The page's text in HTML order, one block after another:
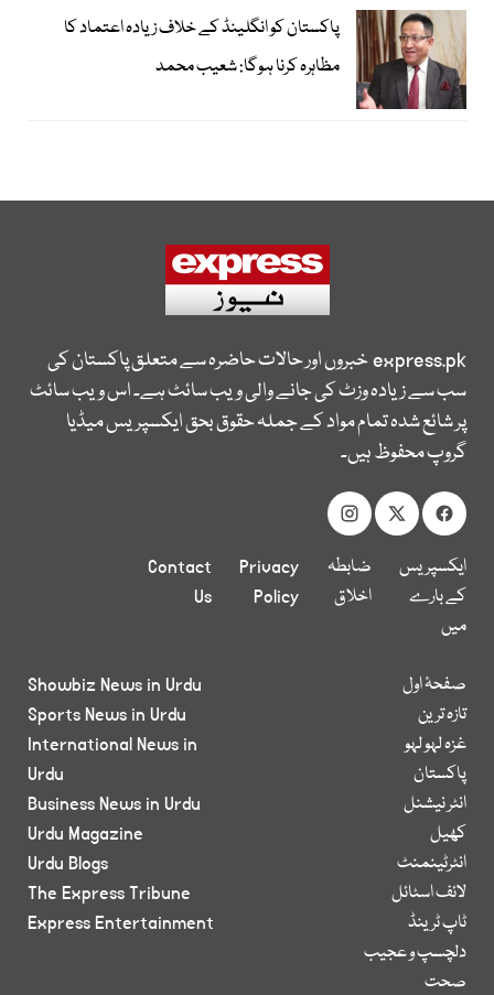
پاکستان کو انگلینڈ کے خلاف زیادہ اعتماد کا
مظاہرہ کرنا ہوگا: شعیب محمد
express.pkخبروں اور حالات حاضرہ سے متعلق پاکستان کی
سب سے زیادہ وزٹ کی جانے والی ویب سائٹ ہے۔ اس ویب سائٹ
پر شائع شدہ تمام مواد کے جملہ حقوق بحق ایکسپریس میڈیا
گروپ محفوظ ہیں۔
ایکسپریس
کے بارے
میں
ضابطہ
اخلاق
Privacy
Policy
Contact
Us
صفحۂ اول
تازہ ترین
غزہ لہو لہو
پاکستان
انٹر نیشنل
کھیل
انٹرٹینمنٹ
لائف اسٹائل
ٹاپ ٹرینڈ
دلچسپ و عجیب
صحت
Showbiz News in Urdu
Sports News in Urdu
International News in
Urdu
Business News in Urdu
Urdu Magazine
Urdu Blogs
The Express Tribune
Express Entertainment